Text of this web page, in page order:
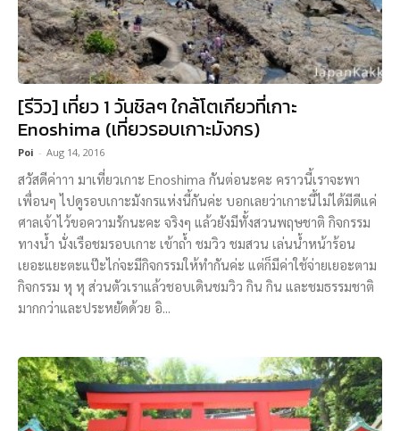
[รีวิว] เที่ยว 1 วันชิลๆ ใกล้โตเกียวที่เกาะ
Enoshima (เที่ยวรอบเกาะมังกร)
Poi - Aug 14, 2016
สวัสดีค่าาา มาเที่ยวเกาะ Enoshima กันต่อนะคะ คราวนี้เราจะพา
เพื่อนๆ ไปดูรอบเกาะมังกรแห่งนี้กันค่ะ บอกเลยว่าเกาะนี้ไม่ได้มีดีแค่
ศาลเจ้าไว้ขอความรักนะคะ จริงๆ แล้วยังมีทั้งสวนพฤษชาติ กิจกรรม
ทางน้ำ นั่งเรือชมรอบเกาะ เข้าถ้ำ ชมวิว ชมสวน เล่นน้ำหน้าร้อน
เยอะแยะตะแป๊ะไก่จะมีกิจกรรมให้ทำกันค่ะ แต่ก็มีค่าใช้จ่ายเยอะตาม
กิจกรรม หุ หุ ส่วนตัวเราแล้วชอบเดินชมวิว กิน กิน และชมธรรมชาติ
มากกว่าและประหยัดด้วย อิ...